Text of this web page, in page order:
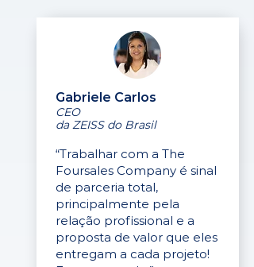
Gabriele Carlos
CEO
da ZEISS do Brasil
“Trabalhar com a The
Foursales Company é sinal
de parceria total,
principalmente pela
relação profissional e a
proposta de valor que eles
entregam a cada projeto!